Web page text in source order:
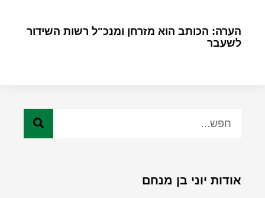
הערה: הכותב הוא מזרחן ומנכ"ל רשות השידור
לשעבר
אודות יוני בן מנחם